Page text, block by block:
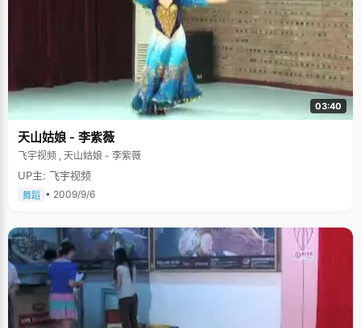
乐器，掌握了很多的音乐知识。高中的时候，对于音乐的爱好达到了一个高
点，刘逸帆遇到了几个有着同样爱好的哥们，五个人一拍即合，组成了一个
校园乐队，刘逸帆在乐队充当贝司手，给乐队写歌。这个校园乐队当时在学
校里轰动一时，具有比较大的影响力，他们走的是朋克、摇滚的方向，那震
耳欲聋的架势和随心所欲的唱响，为这群需要释放学习压力的青少年，提供
了一个很好的出口。刘逸帆给乐队写了主题曲《坚定的彩虹》，专门找了录
音棚。说着，刘逸帆掏出手机，铃声就是这首曲子。跟我们想象的很多当下
的摇滚无病呻吟或者逃避宣泄不同，《坚定的彩虹》节奏欢快，几个还带着
青涩嗓音的男孩子，充满朝气和希望地畅想着未来，非常能令人振奋鼓舞。
"爸爸妈妈知道我的兴趣，都挺支持的，需要用钱的地方都很慷慨，他们手机
里也存这我们的歌"，刘逸帆希望在大学里还能找到志同道合的音乐之
友，"音乐作为我的爱好和信仰，想一直走下去"。刘逸帆有个想法，想用数
学来做音乐，听得我一愣一愣的。怎么做？难道还有加减乘除？刘逸帆颇为
高深的一笑，"现在还是个构想，以后或许能实现"。
03:40
天山姑娘 - 李紫薇
飞宇视频 , 天山姑娘 - 李紫薇
UP主: 飞宇视频
舞蹈 • 2009/9/6